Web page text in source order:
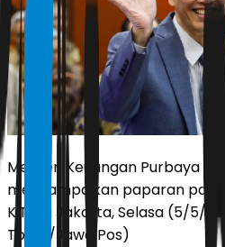
Menteri Keuangan Purbaya
menyampaikan paparan
KiTa di Jakarta, Selasa (5/5/
Toyibi/Jawa Pos)